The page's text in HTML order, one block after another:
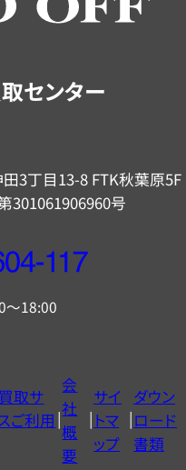
センター
3丁目13-8 FTK秋葉原5F
301061906960号
～18:00
取サ
ご利用
会
社
概
要
サイ
トマ
ップ
ダウン
ロード
書類